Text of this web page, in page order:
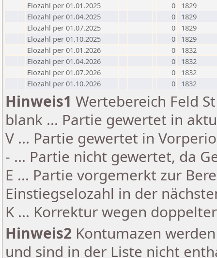
Elozahl per 01.01.2025
0
1829
Elozahl per 01.04.2025
0
1829
Elozahl per 01.07.2025
0
1829
Elozahl per 01.10.2025
0
1829
Elozahl per 01.01.2026
0
1832
Elozahl per 01.04.2026
0
1832
Elozahl per 01.07.2026
0
1832
Elozahl per 01.10.2026
0 1832
Hinweis1 Wertebereich Feld
blank ... Partie gewertet in
V ... Partie gewertet in
- ... Partie nicht gewertet, da
E ... Partie vorgemerkt zur
Einstiegselozahl in der
K ... Korrektur wegen
Hinweis2 Kontumazen
und sind in der Liste nicht